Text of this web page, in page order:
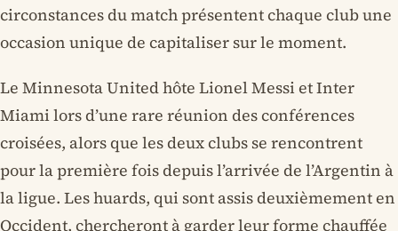
circonstances du match présentent chaque club une
occasion unique de capitaliser sur le moment.
Le Minnesota United hôte Lionel Messi et Inter
Miami lors d’une rare réunion des conférences
croisées, alors que les deux clubs se rencontrent
pour la première fois depuis l’arrivée de l’Argentin à
la ligue. Les huards, qui sont assis deuxièmement en
Occident, chercheront à garder leur forme chauffée